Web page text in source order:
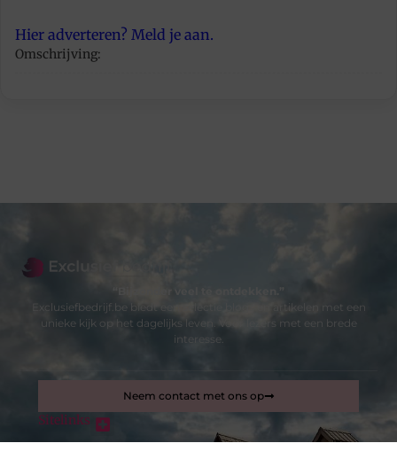
Hier adverteren? Meld je aan.
Omschrijving:
“Bijzonder veel te ontdekken.”
Exclusiefbedrijf.be biedt een selectie blogs en artikelen met een
unieke kijk op het dagelijks leven. Voor lezers met een brede
interesse.
Sitelinks
Neem contact met ons op